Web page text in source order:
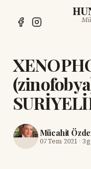
Mücahit
07 Tem 2021 · 3